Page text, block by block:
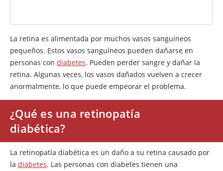
La retina es alimentada por muchos vasos sanguíneos
pequeños. Estos vasos sanguíneos pueden dañarse en
personas con diabetes. Pueden perder sangre y dañar la
retina. Algunas veces, los vasos dañados vuelven a crecer
anormalmente, lo que puede empeorar el problema.
¿Qué es una retinopatía
diabética?
La retinopatía diabética es un daño a su retina causado por
la diabetes. Las personas con diabetes tienen una